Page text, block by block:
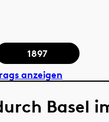
1897
anzeigen
Basel